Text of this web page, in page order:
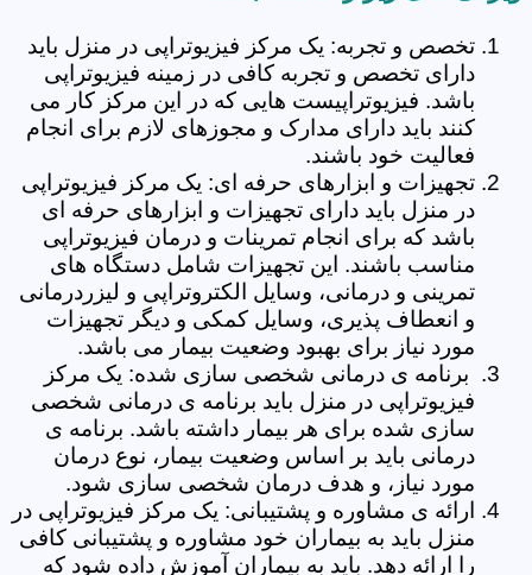
تخصص و تجربه: یک مرکز فیزیوتراپی در منزل باید
دارای تخصص و تجربه کافی در زمینه فیزیوتراپی
باشد. فیزیوتراپیست هایی که در این مرکز کار می
کنند باید دارای مدارک و مجوزهای لازم برای انجام
فعالیت خود باشند.
تجهیزات و ابزارهای حرفه ای: یک مرکز فیزیوتراپی
در منزل باید دارای تجهیزات و ابزارهای حرفه ای
باشد که برای انجام تمرینات و درمان فیزیوتراپی
مناسب باشند. این تجهیزات شامل دستگاه های
تمرینی و درمانی، وسایل الکتروتراپی و لیزردرمانی
و انعطاف پذیری، وسایل کمکی و دیگر تجهیزات
مورد نیاز برای بهبود وضعیت بیمار می باشد.
برنامه ی درمانی شخصی سازی شده: یک مرکز
فیزیوتراپی در منزل باید برنامه ی درمانی شخصی
سازی شده برای هر بیمار داشته باشد. برنامه ی
درمانی باید بر اساس وضعیت بیمار، نوع درمان
مورد نیاز، و هدف درمان شخصی سازی شود.
ارائه ی مشاوره و پشتیبانی: یک مرکز فیزیوتراپی در
منزل باید به بیماران خود مشاوره و پشتیبانی کافی
را ارائه دهد. باید به بیماران آموزش داده شود که